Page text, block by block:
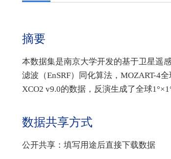
摘要
本数据集是南京大学开发的基于卫星遥
滤波（EnSRF）同化算法，MOZART-4
XCO2 v9.0的数据，反演生成了全球
数据共享方式
公开共享：填写用途后直接下载数据